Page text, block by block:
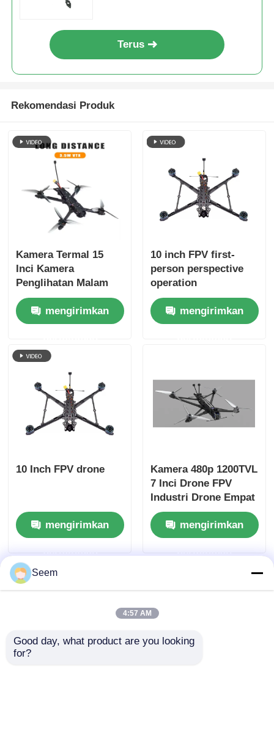
Hubungi Kami
Kasus
Minta Penawaran Harga
drone industri
Drone Penyemprotan Pertanian
Drone FPV
Suku Cadang Drone
teropong pencitraan termal
Pengukur Jarak Laser
Terus
Rekomendasi Produk
Kamera Termal 15
Inci Kamera
Penglihatan Malam
FPV Drone FPV
Muatan Berat
Penerbangan Jangka
RC FPV
mengirimkan
10 inch FPV first-
person perspective
operation
mengirimkan
10 Inch FPV drone
mengirimkan
permintaan
Kamera 480p 1200TVL
7 Inci Drone FPV
Industri Drone Empat
Sumbu
mengirimkan
permintaan
Seem
4:57 AM
Good day, what product are you looking
for?